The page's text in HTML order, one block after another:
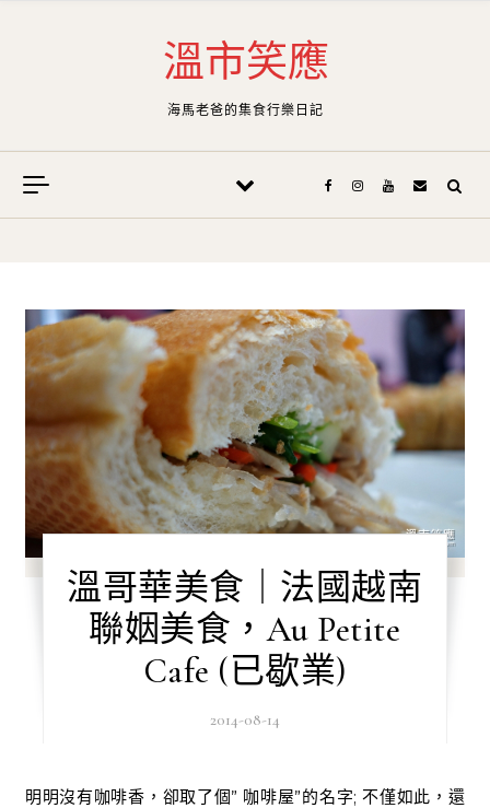
溫市笑應
海馬老爸的集食行樂日記
溫哥華美食｜法國越南
聯姻美食，Au Petite
Cafe (已歇業)
2014-08-14
明明沒有咖啡香，卻取了個” 咖啡屋”的名字; 不僅如此，還